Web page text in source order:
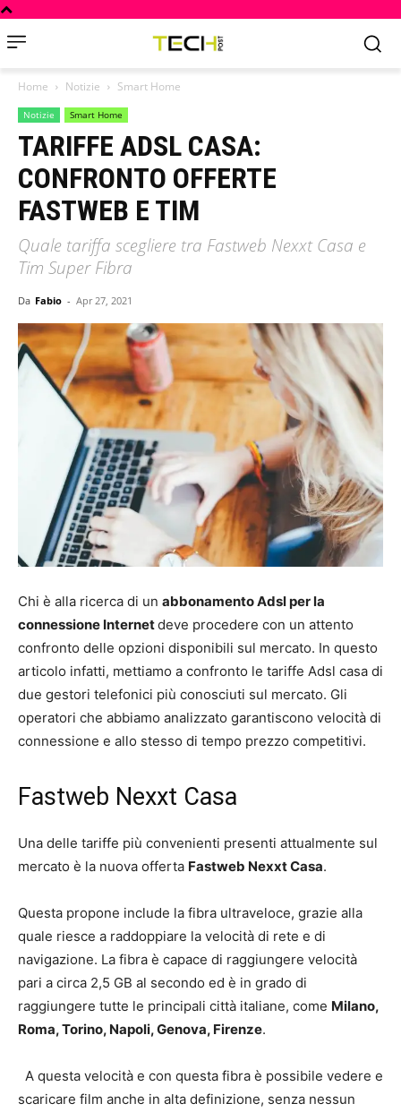
Home Notizie Smart Home
Notizie Smart Home
TARIFFE ADSL CASA:
CONFRONTO OFFERTE
FASTWEB E TIM
Quale tariffa scegliere tra Fastweb Nexxt Casa e
Tim Super Fibra
Da Fabio - Apr 27, 2021
Chi è alla ricerca di un abbonamento Adsl per la
connessione Internetdeve procedere con un attento
confronto delle opzioni disponibili sul mercato. In questo
articolo infatti, mettiamo a confronto le tariffe Adsl casa di
due gestori telefonici più conosciuti sul mercato. Gli
operatori che abbiamo analizzato garantiscono velocità di
connessione e allo stesso di tempo prezzo competitivi.
Fastweb Nexxt Casa
Una delle tariffe più convenienti presenti attualmente sul
mercato è la nuova offerta Fastweb Nexxt Casa.
Questa propone include la fibra ultraveloce, grazie alla
quale riesce a raddoppiare la velocità di rete e di
navigazione. La fibra è capace di raggiungere velocità
pari a circa 2,5 GB al secondo ed è in grado di
raggiungere tutte le principali città italiane, come Milano,
Roma, Torino, Napoli, Genova, Firenze.
A questa velocità e con questa fibra è possibile vedere e
scaricare film anche in alta definizione, senza nessun